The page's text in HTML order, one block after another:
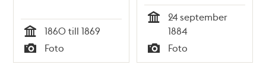
Tid
1860 till 1869
Typ
Foto
24 september
1884
Typ
Foto